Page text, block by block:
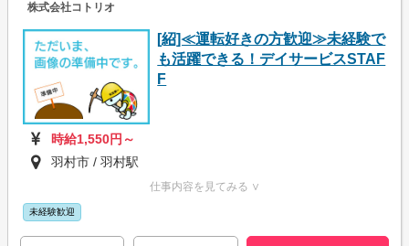
株式会社コトリオ
[紹]≪運転好きの方歓迎≫未経験で
も活躍できる！デイサービスSTAF
F
時給1,550円～
羽村市 / 羽村駅
仕事内容を見てみる ∨
未経験歓迎